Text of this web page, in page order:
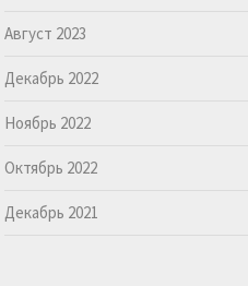
Август 2023
Декабрь 2022
Ноябрь 2022
Октябрь 2022
Декабрь 2021